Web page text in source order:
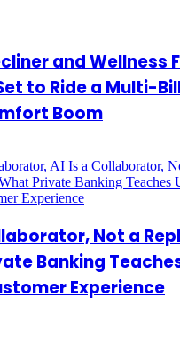
and Wellness
to Ride a Multi-
Boom
Not a
Banking
Experience